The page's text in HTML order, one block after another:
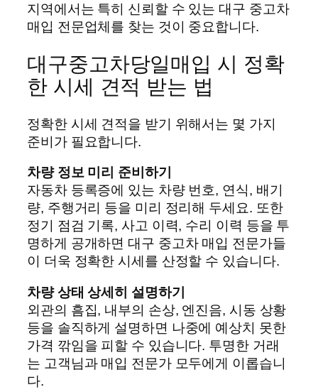
지역에서는 특히 신뢰할 수 있는 대구 중고차
매입 전문업체를 찾는 것이 중요합니다.
대구중고차당일매입 시 정확
한 시세 견적 받는 법
정확한 시세 견적을 받기 위해서는 몇 가지
준비가 필요합니다.
차량 정보 미리 준비하기
자동차 등록증에 있는 차량 번호, 연식, 배기
량, 주행거리 등을 미리 정리해 두세요. 또한
정기 점검 기록, 사고 이력, 수리 이력 등을 투
명하게 공개하면 대구 중고차 매입 전문가들
이 더욱 정확한 시세를 산정할 수 있습니다.
차량 상태 상세히 설명하기
외관의 흠집, 내부의 손상, 엔진음, 시동 상황
등을 솔직하게 설명하면 나중에 예상치 못한
가격 깎임을 피할 수 있습니다. 투명한 거래
는 고객님과 매입 전문가 모두에게 이롭습니
다.